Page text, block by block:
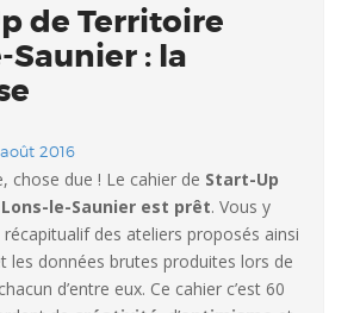
de Territoire
Saunier : la
2016
chose due ! Le cahier de Start-Up
le-Saunier est prêt. Vous y
des ateliers proposés ainsi
les données brutes produites lors de
d’entre eux. Ce cahier c’est 60